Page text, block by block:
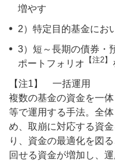
増やす
2）特定目的基金にお
3）短～長期の債券・
ポートフォリオ 【注2】
【注1】 一括運用
複数の基金の資金を一
等で運用する手法。全
め、取崩に対応する資
り、資金の最適化を図
回せる資金が増加し、